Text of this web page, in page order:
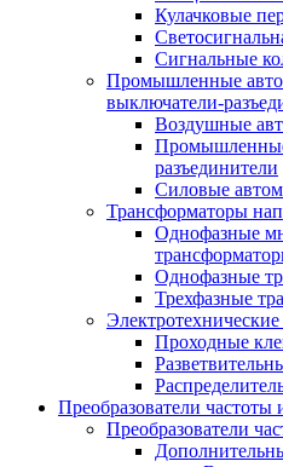
Кулачковые
Сигнальные
Промышленные
выключатели-
Воздушные
разъединители
Силовые
Трансформаторы
Однофазные
Однофазные
Трехфазные
Проходные
Преобразователи
Преобразователи